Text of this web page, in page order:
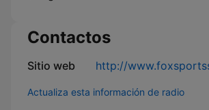
Contactos
Sitio web http://
Actualiza esta información de radio